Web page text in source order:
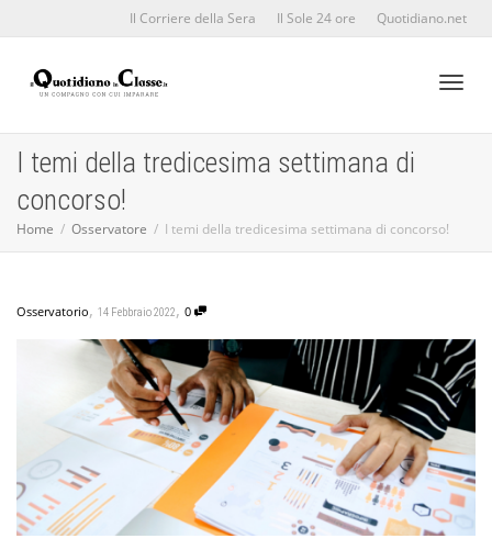
Il Corriere della Sera Il Sole 24 ore Quotidiano.net
I temi della tredicesima settimana di
concorso!
Home Osservatore I temi della tredicesima settimana di concorso!
Osservatorio, 14 Febbraio 2022, 0